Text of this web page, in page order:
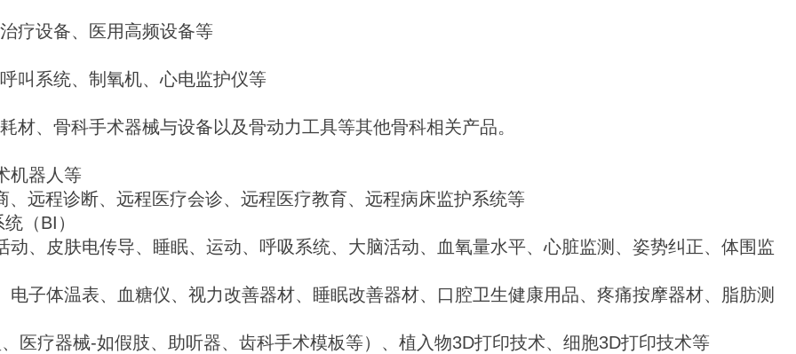
影像、介入产品、CT、DR、医用X射线系统、超声诊断仪、磁共振设备、肿瘤治疗机、医用胶片及
醉机、呼吸机、监护仪、手术室工程、手术灯、吊塔等
器、动态分析仪器、低温冷冻设备、透析治疗设备、急救器材等等
断试剂、精准医疗、POCT、家用诊断设备、临床实验室设备、等
疗设备、医用高频设备等